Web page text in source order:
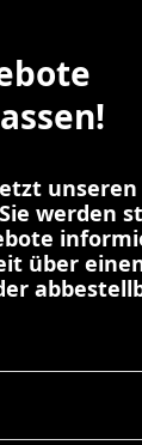
werden
über